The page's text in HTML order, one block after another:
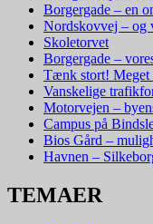
Borgergade – en
Nordskovvej – og
Skoletorvet
Borgergade –
Tænk stort! Meget
Vanskelige
Motorvejen –
Campus på
Bios Gård –
Havnen –
TEMAER